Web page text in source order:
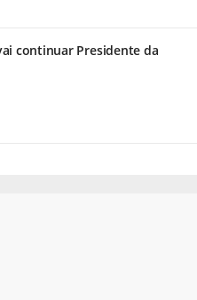
continuar Presidente da